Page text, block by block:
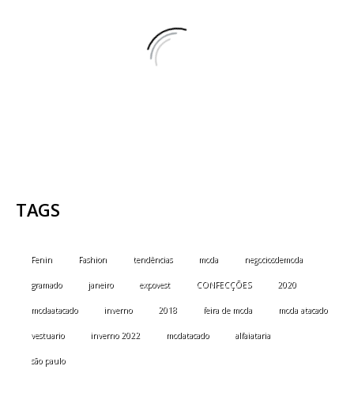
TAGS
Fenin Fashion tendências moda negociosdemoda
gramado janeiro expovest CONFECÇÕES 2020
modaatacado inverno 2018 feira de moda moda atacado
vestuario inverno 2022 modatacado alfaiataria
são paulo